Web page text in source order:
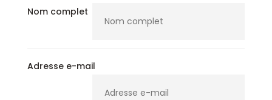
Nom complet
Adresse e-mail